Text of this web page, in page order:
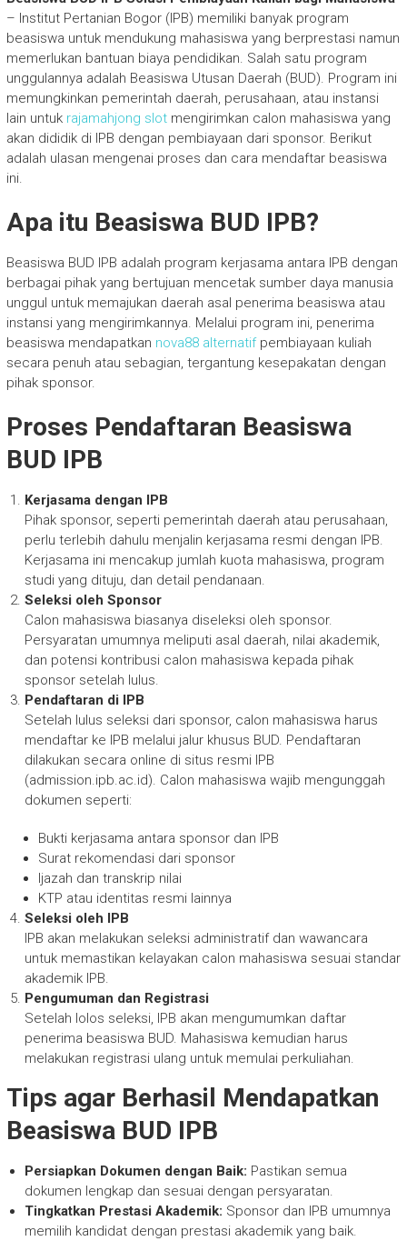
– Institut Pertanian Bogor (IPB) memiliki banyak program
beasiswa untuk mendukung mahasiswa yang berprestasi namun
memerlukan bantuan biaya pendidikan. Salah satu program
unggulannya adalah Beasiswa Utusan Daerah (BUD). Program ini
memungkinkan pemerintah daerah, perusahaan, atau instansi
lain untuk rajamahjong slotmengirimkan calon mahasiswa yang
akan dididik di IPB dengan pembiayaan dari sponsor. Berikut
adalah ulasan mengenai proses dan cara mendaftar beasiswa
ini.
Apa itu Beasiswa BUD IPB?
Beasiswa BUD IPB adalah program kerjasama antara IPB dengan
berbagai pihak yang bertujuan mencetak sumber daya manusia
unggul untuk memajukan daerah asal penerima beasiswa atau
instansi yang mengirimkannya. Melalui program ini, penerima
beasiswa mendapatkan nova88 alternatifpembiayaan kuliah
secara penuh atau sebagian, tergantung kesepakatan dengan
pihak sponsor.
Proses Pendaftaran Beasiswa
BUD IPB
Kerjasama dengan IPB
Pihak sponsor, seperti pemerintah daerah atau perusahaan,
perlu terlebih dahulu menjalin kerjasama resmi dengan IPB.
Kerjasama ini mencakup jumlah kuota mahasiswa, program
studi yang dituju, dan detail pendanaan.
Seleksi oleh Sponsor
Calon mahasiswa biasanya diseleksi oleh sponsor.
Persyaratan umumnya meliputi asal daerah, nilai akademik,
dan potensi kontribusi calon mahasiswa kepada pihak
sponsor setelah lulus.
Pendaftaran di IPB
Setelah lulus seleksi dari sponsor, calon mahasiswa harus
mendaftar ke IPB melalui jalur khusus BUD. Pendaftaran
dilakukan secara online di situs resmi IPB
(admission.ipb.ac.id). Calon mahasiswa wajib mengunggah
dokumen seperti:
Bukti kerjasama antara sponsor dan IPB
Surat rekomendasi dari sponsor
Ijazah dan transkrip nilai
KTP atau identitas resmi lainnya
Seleksi oleh IPB
IPB akan melakukan seleksi administratif dan wawancara
untuk memastikan kelayakan calon mahasiswa sesuai standar
akademik IPB.
Pengumuman dan Registrasi
Setelah lolos seleksi, IPB akan mengumumkan daftar
penerima beasiswa BUD. Mahasiswa kemudian harus
melakukan registrasi ulang untuk memulai perkuliahan.
Tips agar Berhasil Mendapatkan
Beasiswa BUD IPB
Persiapkan Dokumen dengan Baik: Pastikan semua
dokumen lengkap dan sesuai dengan persyaratan.
Tingkatkan Prestasi Akademik: Sponsor dan IPB umumnya
memilih kandidat dengan prestasi akademik yang baik.